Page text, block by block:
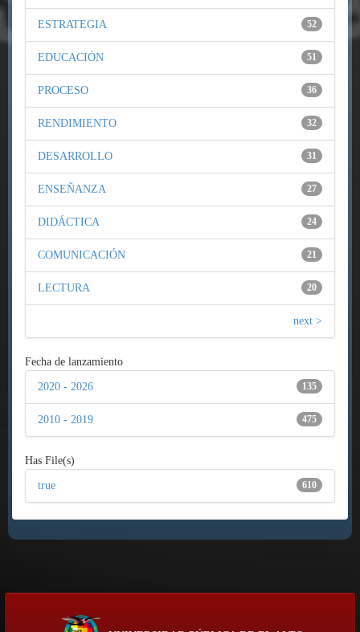
52
ESTRATEGIA
51
EDUCACIÓN
36
PROCESO
32
RENDIMIENTO
31
DESARROLLO
27
ENSEÑANZA
24
DIDÁCTICA
21
COMUNICACIÓN
20
LECTURA
next >
Fecha de lanzamiento
135
2020 - 2026
475
2010 - 2019
Has File(s)
610
true